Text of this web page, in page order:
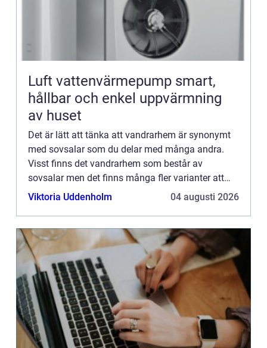
Luft vattenvärmepump smart,
hållbar och enkel uppvärmning
av huset
Det är lätt att tänka att vandrarhem är synonymt
med sovsalar som du delar med många andra.
Visst finns det vandrarhem som består av
sovsalar men det finns många fler varianter att
välja mellan. Det finns m&...
Viktoria Uddenholm 04 augusti 2026